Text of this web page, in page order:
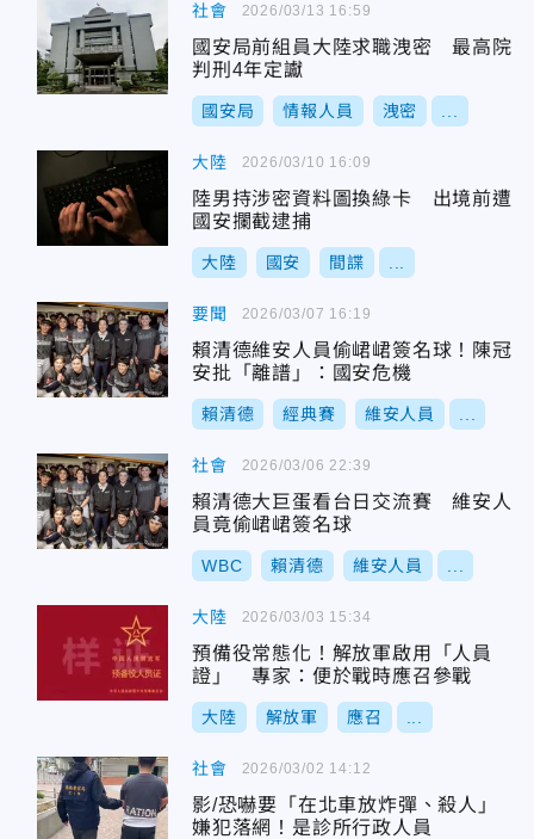
社會
國安局前組員大陸求職洩密 最高院
判刑4年定讞
國安局 情報人員 洩密
2026/03/13 16:59
大陸
陸男持涉密資料圖換綠卡 出境前遭
國安攔截逮捕
大陸 國安 間諜
2026/03/10 16:09
要聞
賴清德維安人員偷峮峮簽名球！陳冠
安批「離譜」：國安危機
賴清德 經典賽 維安人員
2026/03/07 16:19
社會
賴清德大巨蛋看台日交流賽 維安人
員竟偷峮峮簽名球
WBC 賴清德 維安人員
2026/03/06 22:39
大陸
預備役常態化！解放軍啟用「人員
證」 專家：便於戰時應召參戰
大陸 解放軍 應召
2026/03/03 15:34
社會
影/恐嚇要「在北車放炸彈、殺人」
嫌犯落網！是診所行政人員
2026/03/02 14:12